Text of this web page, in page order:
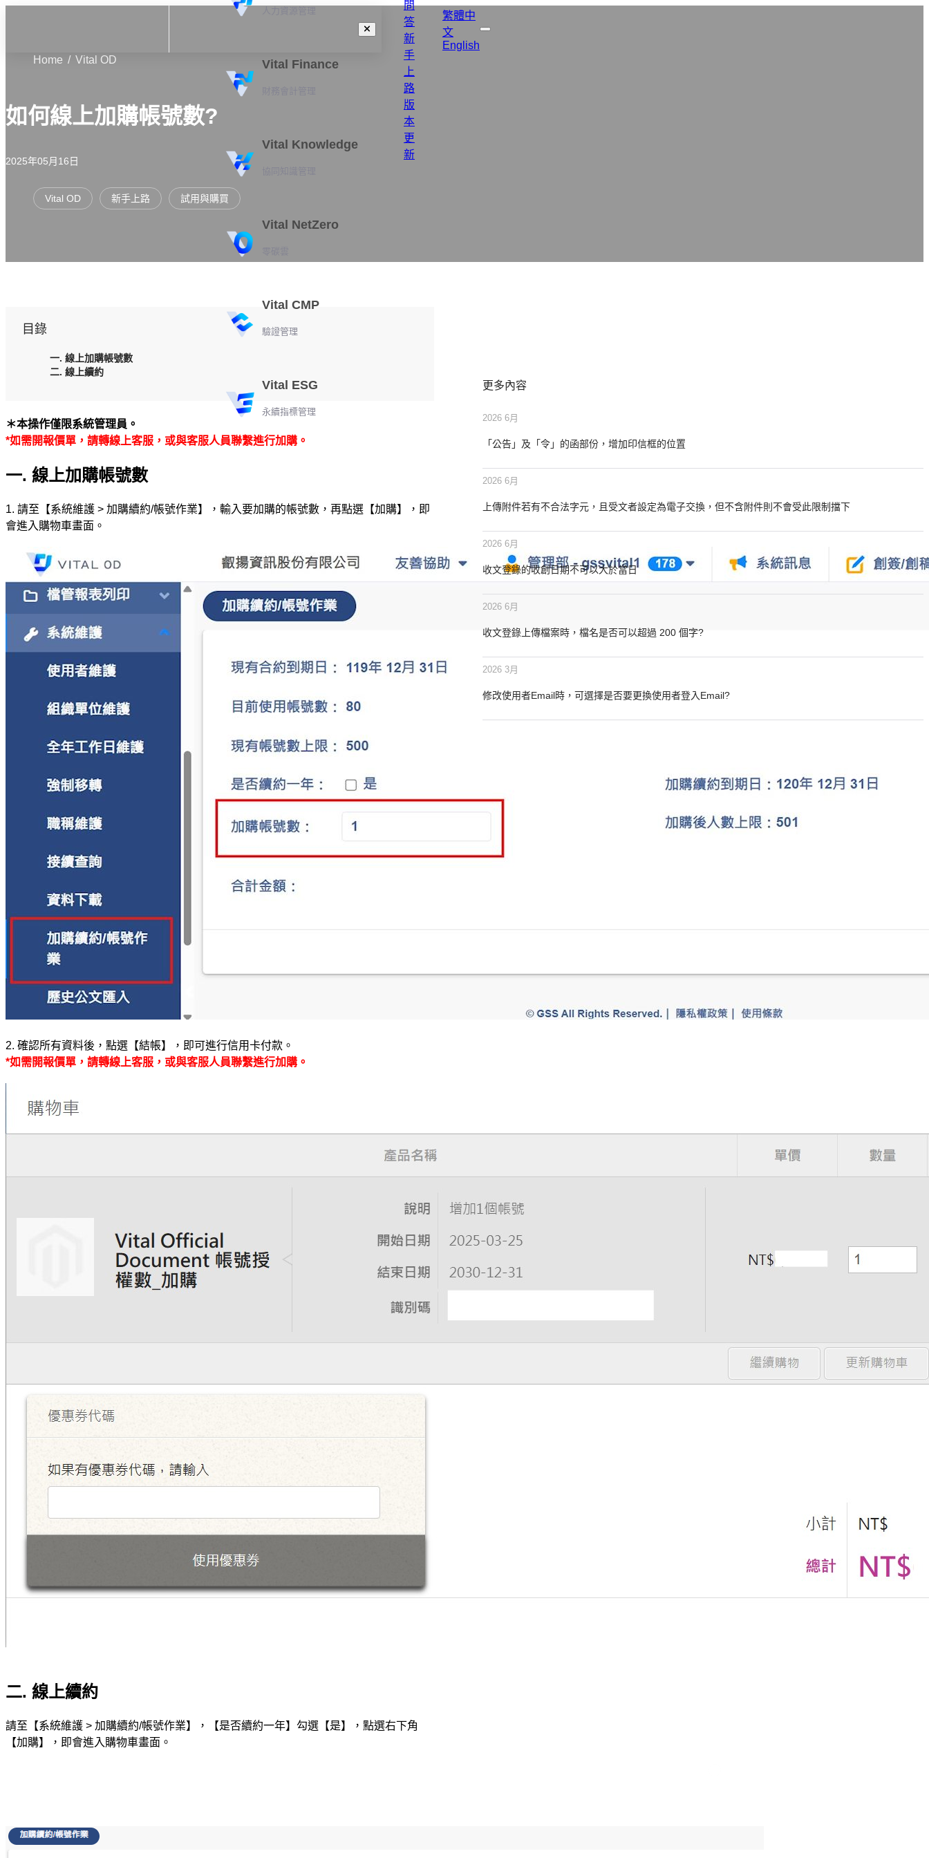
Vital Finance
Vital Knowledge
Vital NetZero
Vital CMP
驗證管理
Vital ESG
永續指標管理
問
答
新
手
上
路
版
本
更
新
繁體中
文
English
Home
Vital OD
如何線上加購帳號數?
2025年05月16日
Vital OD 新手上路 試用與購買
目錄
一. 線上加購帳號數
二. 線上續約
＊本操作僅限系統管理員。
*如需開報價單，請轉線上客服，或與客服人員聯繫進行加購。
一. 線上加購帳號數
1. 請至【系統維護 > 加購續約/帳號作業】，輸入要加購的帳號數，再點選【加購】，即
會進入購物車畫面。
2. 確認所有資料後，點選【結帳】，即可進行信用卡付款。
*如需開報價單，請轉線上客服，或與客服人員聯繫進行加購。
二. 線上續約
請至【系統維護 > 加購續約/帳號作業】，【是否續約一年】勾選【是】，點選右下角
【加購】，即會進入購物車畫面。
更多內容
2026 6月
「公告」及「令」的函部份，增加印信框的位置
2026 6月
上傳附件若有不合法字元，且受文者設定為電子交換，但不含附件則不會受此限制擋下
2026 6月
收文登錄的收創日期不可以大於當日
2026 6月
收文登錄上傳檔案時，檔名是否可以超過 200 個字?
2026 3月
修改使用者Email時，可選擇是否要更換使用者登入Email?